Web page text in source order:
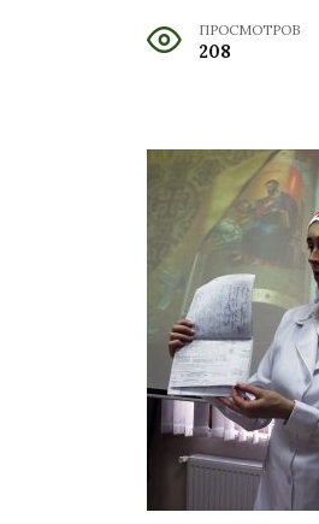
ПРОСМОТРОВ
208